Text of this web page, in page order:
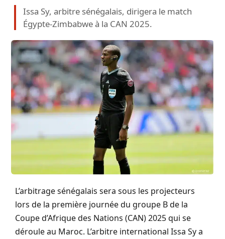
Issa Sy, arbitre sénégalais, dirigera le match
Égypte-Zimbabwe à la CAN 2025.
L’arbitrage sénégalais sera sous les projecteurs
lors de la première journée du groupe B de la
Coupe d’Afrique des Nations (CAN) 2025 qui se
déroule au Maroc. L’arbitre international Issa Sy a